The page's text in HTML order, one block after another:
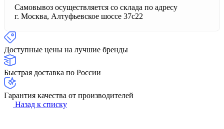
Самовывоз осуществляется со склада по адресу
г. Москва, Алтуфьевское шоссе 37с22
Доступные цены на лучшие бренды
Быстрая доставка по России
Гарантия качества от производителей
Назад к списку